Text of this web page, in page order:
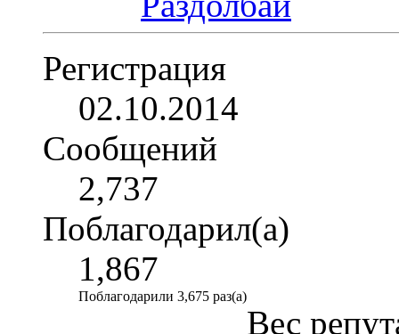
Регистрация
02.10.2014
Сообщений
2,737
Поблагодарил(а)
1,867
Поблагодарили 3,675 раз(а)
Вес